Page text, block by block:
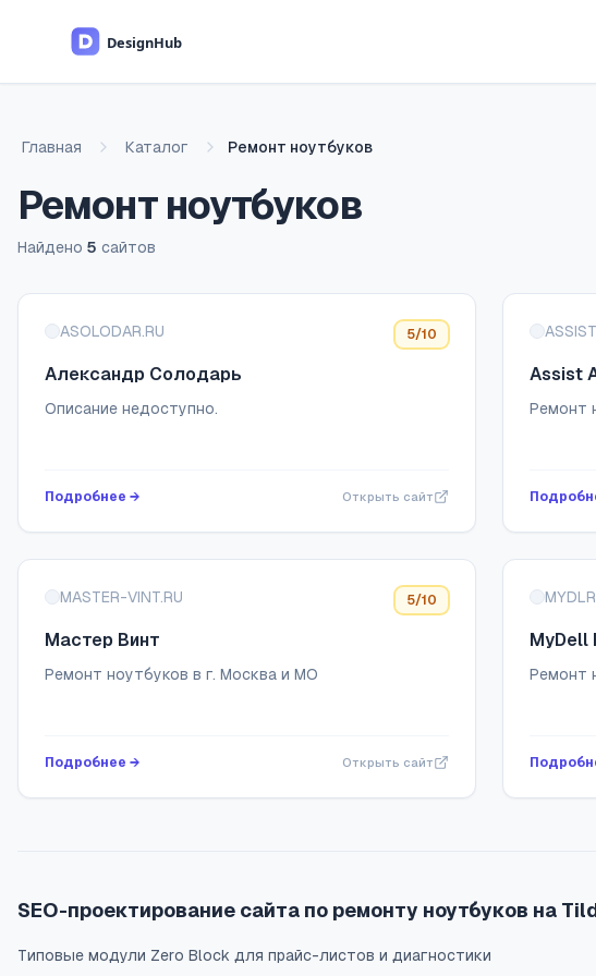
Главная Каталог Ремонт ноутбуков
Ремонт ноутбуков
Найдено 5 сайтов
Список сайтов
ASOLODAR.RU 5/10
Александр Солодарь
Описание недоступно.
Подробнее → Открыть сайт
Assist
Ремонт
MASTER-VINT.RU 5/10
Мастер Винт
Ремонт ноутбуков в г. Москва и МО
Подробнее → Открыть сайт
MyDell
Ремонт
SEO-проектирование сайта по ремонту ноутбуков на
Типовые модули Zero Block для прайс-листов и диагностики